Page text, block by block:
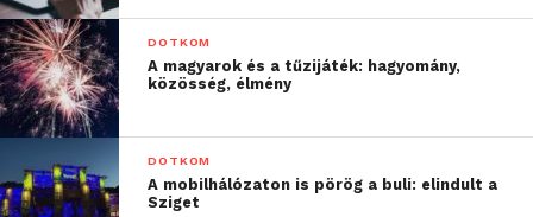
DOTKOM
A magyarok és a tűzijáték: hagyomány,
közösség, élmény
DOTKOM
A mobilhálózaton is pörög a buli: elindult a
Sziget